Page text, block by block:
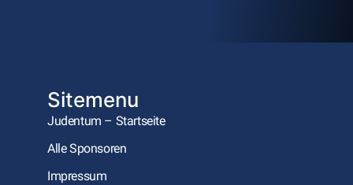
Sitemenu
Judentum – Startseite
Alle Sponsoren
Impressum